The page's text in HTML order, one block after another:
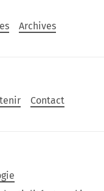
Archives
Contact